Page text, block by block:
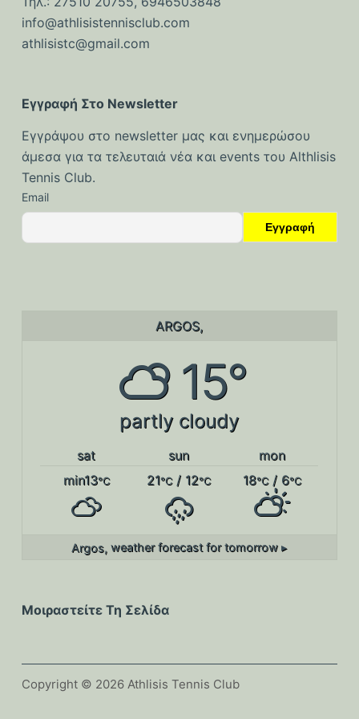
ό
ο
info@athlisistennisclub.com
athlisistc@gmail.com
Εγγραφή Στο Newsletter
Εγγράψου στο newsletter μας και ενημερώσου
άμεσα για τα τελευταιά νέα και events του Althlisis
Tennis Club.
Email
ARGOS,
15°
partly cloudy
sat sun
mon
min13°C 21°C/ 12°C 18°C/ 6°C
Argos, weather forecast for tomorrow ▸
Μοιραστείτε Τη Σελίδα
Copyright © 2026 Athlisis Tennis Club